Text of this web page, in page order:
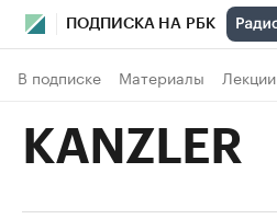
ПОДПИСКА НА РБК
В подписке Материалы Лекции
KANZLER